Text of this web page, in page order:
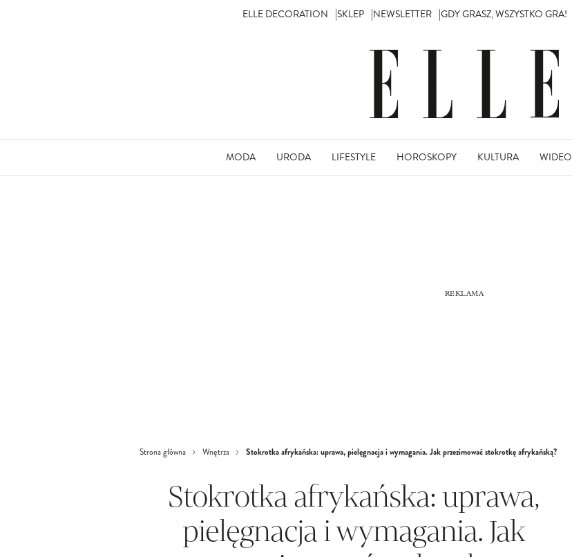
ELLE DECORATION SKLEP NEWSLETTER GDY GRASZ, WSZYSTKO GRA!
MODA URODA LIFESTYLE HOROSKOPY KULTURA WIDEO
Strona główna Wnętrza Stokrotka afrykańska: uprawa, pielęgnacja i wymagania. Jak przezimować stokrotkę afrykańską?
Stokrotka afrykańska: uprawa,
pielęgnacja i wymagania. Jak